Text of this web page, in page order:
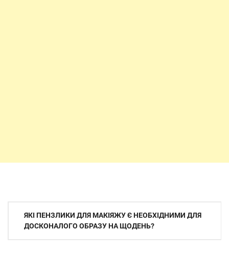
Навігація
записів
ЯКІ ПЕНЗЛИКИ ДЛЯ МАКІЯЖУ Є НЕОБХІДНИМИ ДЛЯ
ДОСКОНАЛОГО ОБРАЗУ НА ЩОДЕНЬ?